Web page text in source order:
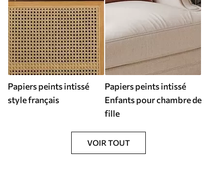
Papiers peints intissé
style français
Papiers peints intissé
Enfants pour chambre de
fille
VOIR TOUT